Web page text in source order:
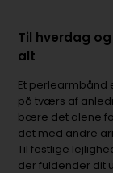
Til hverdag
alt
Et perlearmbånd
på tværs af
bære det alene
det med andre
Til festlige
der fuldender dit